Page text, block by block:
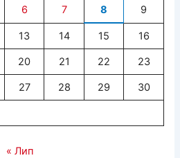
6 7 8 9
13 14 15 16
20 21 22 23
27 28 29 30
« Лип